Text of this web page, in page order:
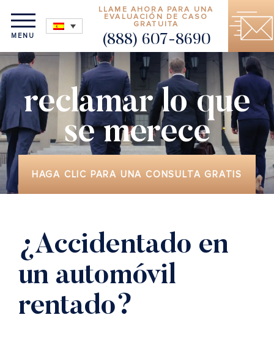
MENU
LLAME AHORA PARA UNA
EVALUACIÓN DE CASO
GRATUITA
(888) 607-8690
reclamar lo que
se merece
HAGA CLIC PARA UNA CONSULTA GRATIS
¿Accidentado en
un automóvil
rentado?